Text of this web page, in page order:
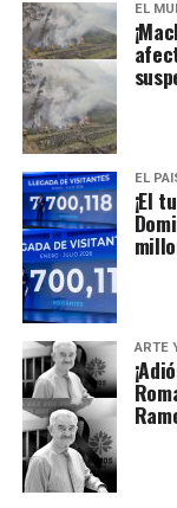
EL
EL
¡El
ARTE